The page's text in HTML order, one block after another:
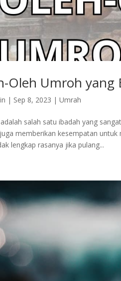
Oleh Umroh yang
| Sep 8, 2023 |Umrah
salah satu ibadah yang
memberikan kesempatan
lengkap rasanya jika pulang...